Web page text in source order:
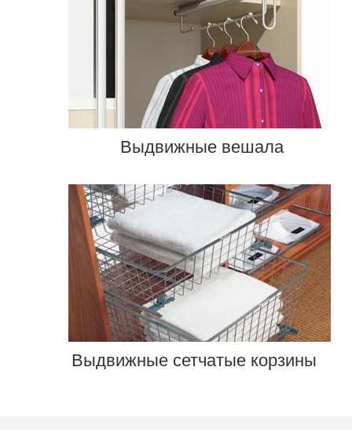
Выдвижные вешала
Выдвижные сетчатые корзины